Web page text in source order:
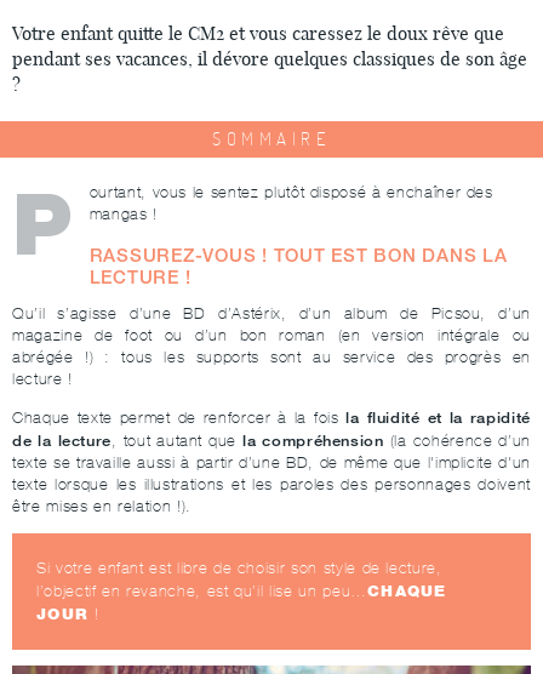
Votre enfant quitte le CM2 et vous caressez le doux rêve que
pendant ses vacances, il dévore quelques classiques de son âge
?
SOMMAIRE
P
ourtant, vous le sentez plutôt disposé à enchaîner des
mangas !
RASSUREZ-VOUS ! TOUT EST BON DANS LA
LECTURE !
Qu’il s’agisse d’une BD d’Astérix, d’un album de Picsou, d’un
magazine de foot ou d’un bon roman (en version intégrale ou
abrégée !) : tous les supports sont au service des progrès en
lecture !
Chaque texte permet de renforcer à la foisla fluidité et la rapidité
de la lecture, tout autant quela compréhension (la cohérence d’un
texte se travaille aussi à partir d’une BD, de même que l'implicite d'un
texte lorsque les illustrations et les paroles des personnages doivent
être mises en relation !).
Si votre enfant est libre de choisir son style de lecture,
l’objectif en revanche, est qu’il lise un peu… CHAQUE
JOUR !